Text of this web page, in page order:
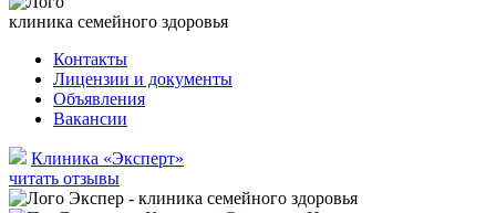
клиника семейного здоровья
Контакты
Лицензии и документы
Объявления
Вакансии
Клиника «Эксперт»
читать отзывы